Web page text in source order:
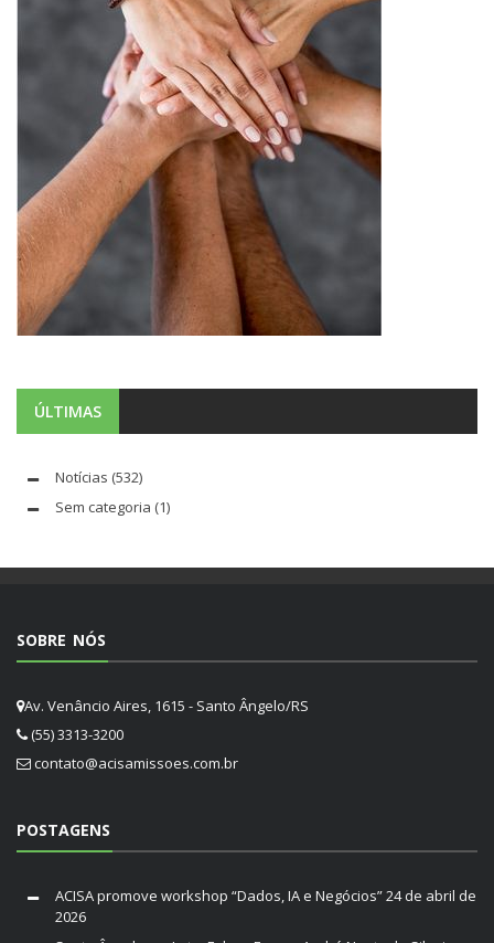
ÚLTIMAS
Notícias (532)
Sem categoria (1)
SOBRE NÓS
Av. Venâncio Aires, 1615 - Santo Ângelo/RS
(55) 3313-3200
contato@acisamissoes.com.br
POSTAGENS
ACISA promove workshop “Dados, IA e Negócios”24 de abril de
2026